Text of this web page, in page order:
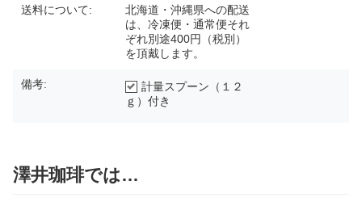
送料について:
北海道・沖縄県への配送
は、冷凍便・通常便それ
ぞれ別途400円（税別）
を頂戴します。
備考:
計量スプーン（１２
ｇ）付き
澤井珈琲では…